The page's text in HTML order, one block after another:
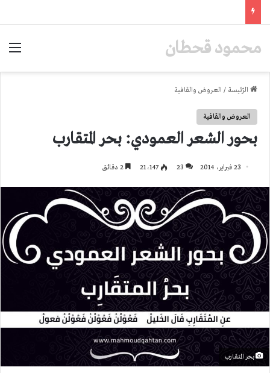
محمود قحطان
الرّئيسة / العروض والقافية
العروض والقافية
بحور الشعر العمودي: بحر المتقارب
23 فبراير، 2014 23 21٬147
بحر المتقارب